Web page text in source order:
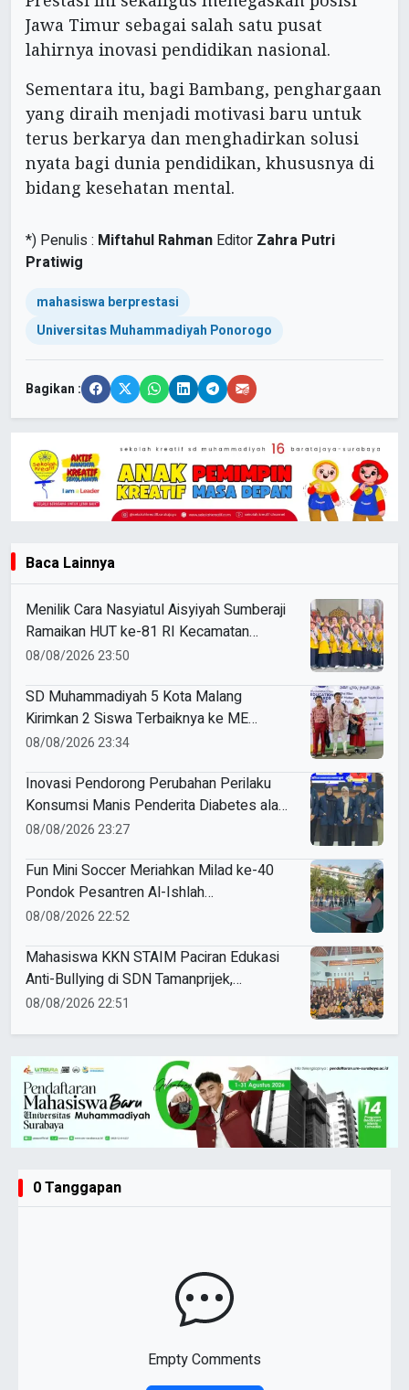
Jawa Timur sebagai salah satu pusat
lahirnya inovasi pendidikan nasional.
Sementara itu, bagi Bambang, penghargaan
yang diraih menjadi motivasi baru untuk
terus berkarya dan menghadirkan solusi
nyata bagi dunia pendidikan, khususnya di
bidang kesehatan mental.
*) Penulis : Miftahul Rahman Editor Zahra Putri
Pratiwig
mahasiswa berprestasi
Universitas Muhammadiyah Ponorogo
Bagikan :
Baca Lainnya
Menilik Cara Nasyiatul Aisyiyah Sumberaji
Ramaikan HUT ke-81 RI Kecamatan
Sukodadi
08/08/2026 23:50
SD Muhammadiyah 5 Kota Malang
Kirimkan 2 Siswa Terbaiknya ke ME
Award 2026
08/08/2026 23:34
Inovasi Pendorong Perubahan Perilaku
Konsumsi Manis Penderita Diabetes ala
Mahasiswa Unesa
08/08/2026 23:27
Fun Mini Soccer Meriahkan Milad ke-40
Pondok Pesantren Al-Ishlah
Sendangagung
08/08/2026 22:52
Mahasiswa KKN STAIM Paciran Edukasi
Anti-Bullying di SDN Tamanprijek,
Tanamkan Empati Sejak Dini
08/08/2026 22:51
0 Tanggapan
Empty Comments